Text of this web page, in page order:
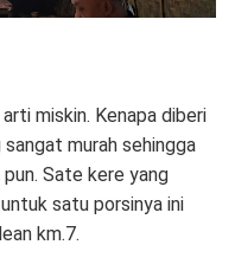
miskin. Kenapa diberi
sangat murah sehingga
Sate kere yang
satu porsinya ini
km.7.